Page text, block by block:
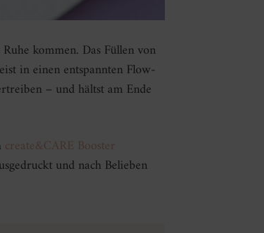
kommen. Das Füllen von
in einen entspannten Flow-
– und hältst am Ende
create&CARE Booster
und nach Belieben